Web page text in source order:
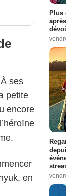
ses
petite
encore
en
Plus